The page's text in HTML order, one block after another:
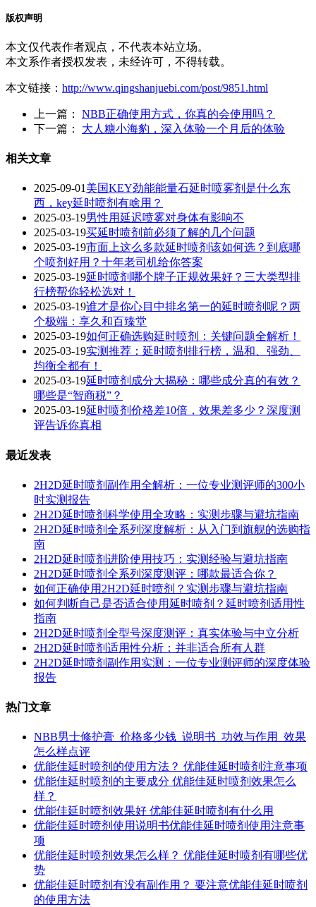
版权声明
本文仅代表作者观点，不代表本站立场。
本文系作者授权发表，未经许可，不得转载。
本文链接： http://www.qingshanjuebi.com/post/9851.html
上一篇： NBB正确使用方式，你真的会使用吗？
下一篇： 大人糖小海豹，深入体验一个月后的体验
相关文章
2025-09-01 美国KEY劲能能量石延时喷雾剂是什么东
西，key延时喷剂有啥用？
2025-03-19男性用延迟喷雾对身体有影响不
2025-03-19买延时喷剂前必须了解的几个问题
2025-03-19市面上这么多款延时喷剂该如何选？到底哪
个喷剂好用？十年老司机给你答案
2025-03-19延时喷剂哪个牌子正规效果好？三大类型排
行榜帮你轻松选对！
2025-03-19谁才是你心目中排名第一的延时喷剂呢？两
个极端：享久和百臻堂
2025-03-19如何正确选购延时喷剂：关键问题全解析！
2025-03-19实测推荐：延时喷剂排行榜，温和、强劲、
均衡全都有！
2025-03-19延时喷剂成分大揭秘：哪些成分真的有效？
哪些是“智商税”？
2025-03-19延时喷剂价格差10倍，效果差多少？深度测
评告诉你真相
最近发表
2H2D延时喷剂副作用全解析：一位专业测评师的300小
时实测报告
2H2D延时喷剂科学使用全攻略：实测步骤与避坑指南
2H2D延时喷剂全系列深度解析：从入门到旗舰的选购指
南
2H2D延时喷剂进阶使用技巧：实测经验与避坑指南
2H2D延时喷剂全系列深度测评：哪款最适合你？
如何正确使用2H2D延时喷剂？实测步骤与避坑指南
如何判断自己是否适合使用延时喷剂？延时喷剂适用性
指南
2H2D延时喷剂全型号深度测评：真实体验与中立分析
2H2D延时喷剂适用性分析：并非适合所有人群
2H2D延时喷剂副作用实测：一位专业测评师的深度体验
报告
热门文章
NBB男士修护膏_价格多少钱_说明书_功效与作用_效果
怎么样点评
优能佳延时喷剂的使用方法？ 优能佳延时喷剂注意事项
优能佳延时喷剂的主要成分 优能佳延时喷剂效果怎么
样？
优能佳延时喷剂效果好 优能佳延时喷剂有什么用
优能佳延时喷剂使用说明书优能佳延时喷剂使用注意事
项
优能佳延时喷剂效果怎么样？ 优能佳延时喷剂有哪些优
势
优能佳延时喷剂有没有副作用？ 要注意优能佳延时喷剂
的使用方法